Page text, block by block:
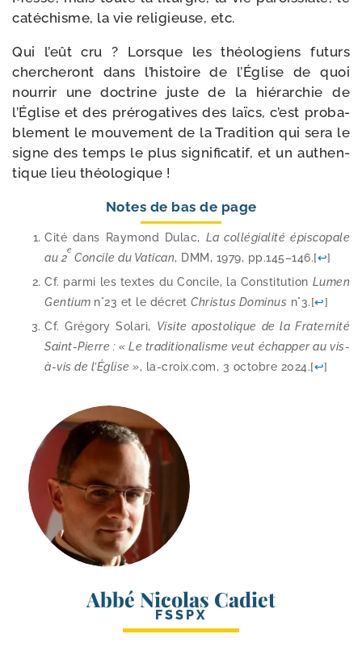
caté­chisme, la vie reli­gieuse, etc.
Qui l’eût cru ? Lorsque les théo­lo­giens futurs
cher­che­ront dans l’histoire de l’Église de quoi
nour­rir une doc­trine juste de la hié­rar­chie de
l’Église et des pré­ro­ga­tives des laïcs, c’est pro­ba­
ble­ment le mou­ve­ment de la Tradition qui sera le
signe des temps le plus signi­fi­ca­tif, et un authen­
tique lieu théologique !
Notes de bas de page
Cité dans Raymond Dulac, La col­lé­gia­li­té épis­co­pale
au 2
e
Concile du Vatican, DMM, 1979, pp.145–146.[↩]
Cf. par­mi les textes du Concile, la Constitution Lumen
Gentium n°23 et le décret Christus Dominus n°3.[↩]
Cf. Grégory Solari, Visite apos­to­lique de la Fraternité
Saint-​Pierre : « Le tra­di­tio­na­lisme veut échap­per au vis-​
à-​vis de l’Église », la​-croix​.com, 3 octobre 2024.[↩]
Abbé Nicolas Cadiet
FSSPX